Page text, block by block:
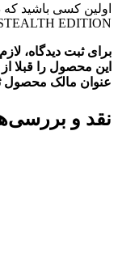
EDITION”
برای ثبت دیدگاه،
این محصول را قبلا
عنوان مالک محصول
نقد و